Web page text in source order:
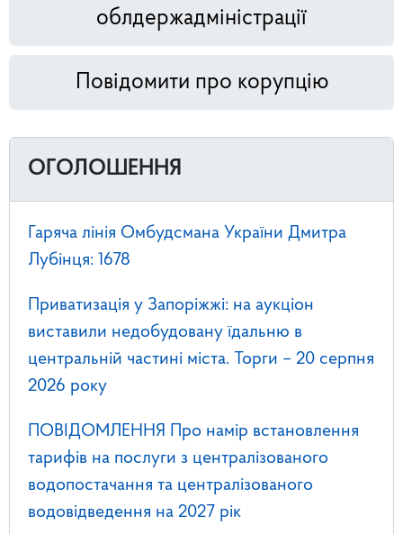
облдержадміністрації
Повідомити про корупцію
ОГОЛОШЕННЯ
Гаряча лінія Омбудсмана України Дмитра
Лубінця: 1678
Приватизація у Запоріжжі: на аукціон
виставили недобудовану їдальню в
центральній частині міста. Торги – 20 серпня
2026 року
ПОВІДОМЛЕННЯ Про намір встановлення
тарифів на послуги з централізованого
водопостачання та централізованого
водовідведення на 2027 рік